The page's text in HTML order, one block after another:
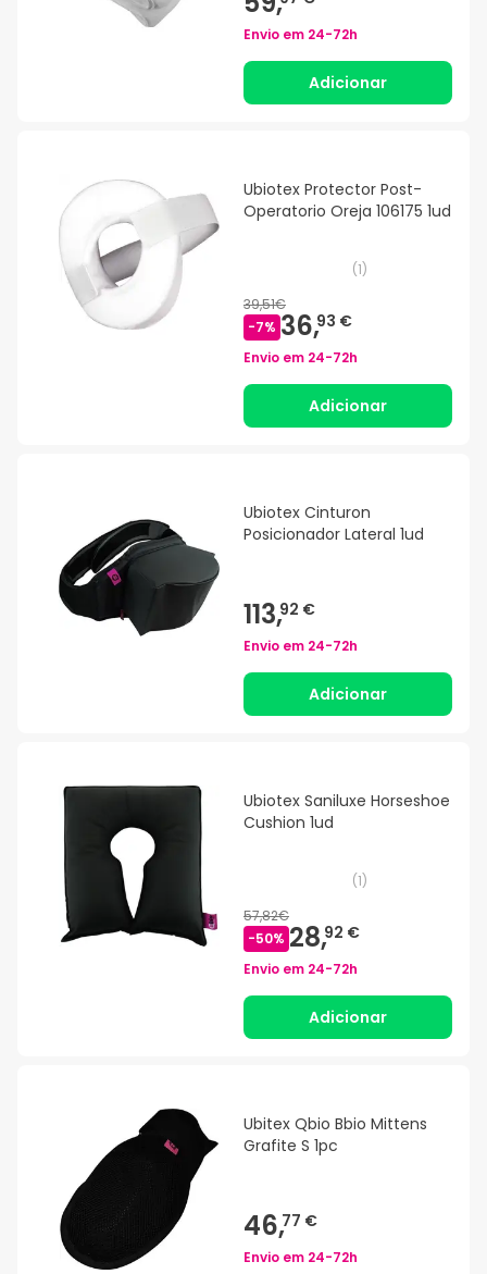
Envio em 24-72h
Adicionar
Ubiotex Protector Post-
Operatorio Oreja 106175 1ud
(1)
39,51€
-7% 36,93 €
Envio em 24-72h
Adicionar
Ubiotex Cinturon
Posicionador Lateral 1ud
113,92 €
Envio em 24-72h
Adicionar
Ubiotex Saniluxe Horseshoe
Cushion 1ud
(1)
57,82€
-50% 28,92 €
Envio em 24-72h
Adicionar
Ubitex Qbio Bbio Mittens
Grafite S 1pc
46,77 €
Envio em 24-72h